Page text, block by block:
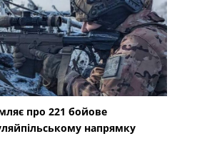
про 221 бойове
напрямку